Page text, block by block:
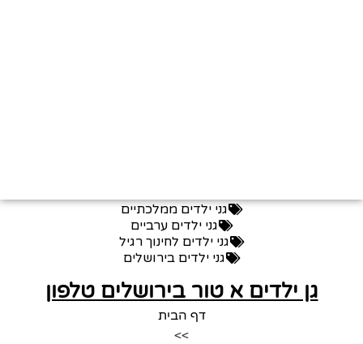
גני ילדים ממלכתיים
גני ילדים ערביים
גני ילדים לחינוך רגיל
גני ילדים בירושלים
גן ילדים א טור בירושלים טלפון
דף הבית
>>